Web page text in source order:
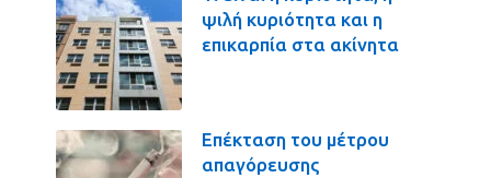
ψιλή κυριότητα και η
επικαρπία στα ακίνητα
Επέκταση του μέτρου
απαγόρευσης